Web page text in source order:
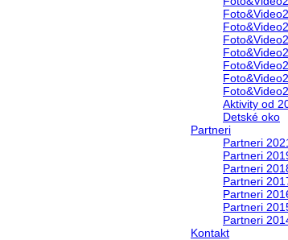
Aktivity od
Detské oko
Partneri
Partneri
Partneri
Partneri
Partneri
Partneri
Partneri
Partneri
Kontakt